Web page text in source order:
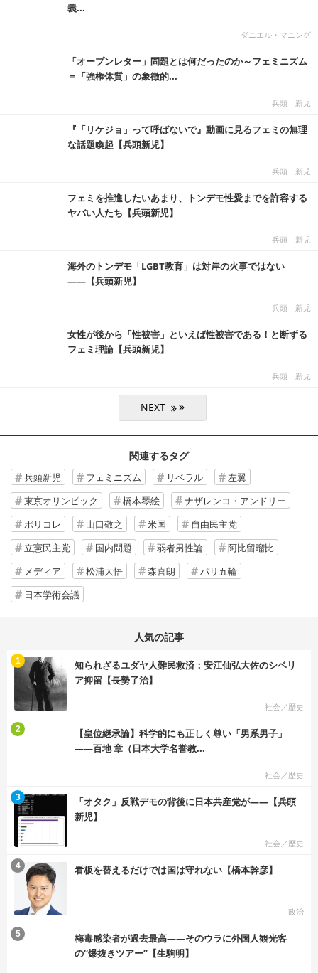
義...
ダニエル・マニング
「オープンレター」問題とは何だったのか～フェミニズム
＝「強権体質」の象徴的...
兵頭 新児
『「リケジョ」って呼ばないで』動画に見るフェミの無理
な話題喚起【兵頭新児】
兵頭 新児
フェミを推進したいあまり、トンデモ性愛までを許容する
ヤバい人たち【兵頭新児】
兵頭 新児
海外のトンデモ「LGBT教育」は対岸の火事ではない
――【兵頭新児】
兵頭 新児
女性が後から「性被害」といえば性被害である！と断ずる
フェミ理論【兵頭新児】
兵頭 新児
関連するタグ
兵頭新児 フェミニズム リベラル
左翼
東京オリンピック
橋本琴絵
ナザレンコ・アンドリー
ポリコレ
山口敬之 米国
自由民主党
立憲民主党
国内問題 弱者男性論
阿比留瑠比
メディア
松浦大悟 森喜朗
パリ五輪
日本学術会議
人気の記事
知られざるユダヤ人難民救済：安江仙弘大佐のシベリ
ア抑留【長勢了治】
社会／歴史
1
【皇位継承論】科学的にも正しく尊い「男系男子」
――百地 章（日本大学名誉教...
社会／歴史
2
「オタク」反戦デモの背後に日本共産党が――【兵頭
新児】
社会／歴史
3
看板を替えるだけでは国は守れない【橋本幹彦】
政治
4
梅毒感染者が過去最高――そのウラに外国人観光客
の“爆抜きツアー”【生駒明】
5